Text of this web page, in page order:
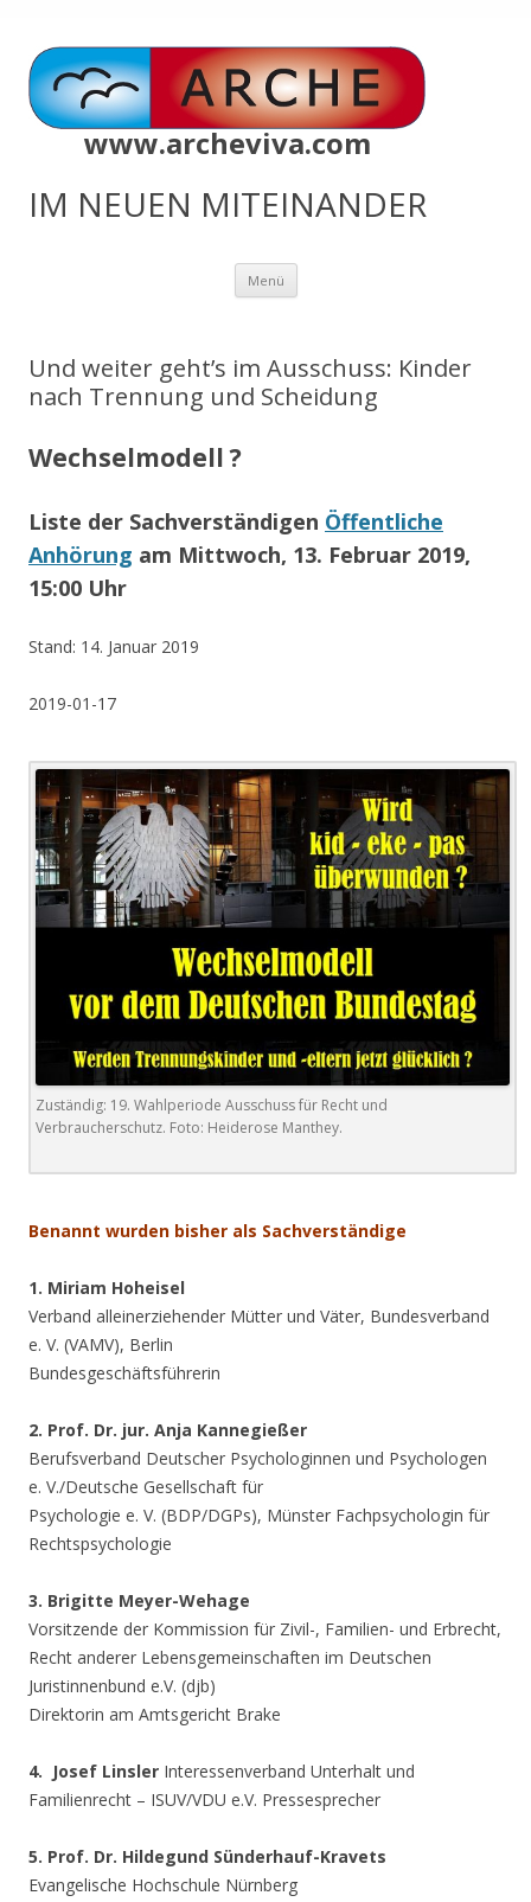
www.archeviva.com
IM NEUEN MITEINANDER
Menü Zum
springen
Und weiter geht’s im Ausschuss: Kinder
nach Trennung und Scheidung
Wechselmodell ?
Liste der Sachverständigen Öffentliche
Anhörung am Mittwoch, 13. Februar 2019,
15:00 Uhr
Stand: 14. Januar 2019
2019-01-17
Zuständig: 19. Wahlperiode Ausschuss für Recht und
Verbraucherschutz. Foto: Heiderose Manthey.
Benannt wurden bisher als Sachverständige
1. Miriam Hoheisel
Verband alleinerziehender Mütter und Väter, Bundesverband
e. V. (VAMV), Berlin
Bundesgeschäftsführerin
2. Prof. Dr. jur. Anja Kannegießer
Berufsverband Deutscher Psychologinnen und Psychologen
e. V./Deutsche Gesellschaft für
Psychologie e. V. (BDP/DGPs), Münster Fachpsychologin für
Rechtspsychologie
3. Brigitte Meyer-Wehage
Vorsitzende der Kommission für Zivil-, Familien- und Erbrecht,
Recht anderer Lebensgemeinschaften im Deutschen
Juristinnenbund e.V. (djb)
Direktorin am Amtsgericht Brake
4. Josef Linsler Interessenverband Unterhalt und
Familienrecht – ISUV/VDU e.V. Pressesprecher
5. Prof. Dr. Hildegund Sünderhauf-Kravets
Evangelische Hochschule Nürnberg